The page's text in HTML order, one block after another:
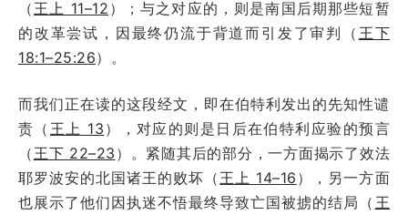
（ 王上 11–12 ）；与之对应的，则是南国后期那些短暂
的改革尝试，因最终仍流于背道而引发了审判（ 王下
18:1–25:26）。
而我们正在读的这段经文，即在伯特利发出的先知性谴
责（ 王上 13 ），对应的则是日后在伯特利应验的预言
（ 王下 22–23 ）。紧随其后的部分，一方面揭示了效法
耶罗波安的北国诸王的败坏（ 王上 14–16 ），另一方面
也展示了他们因执迷不悟最终导致亡国被掳的结局（ 王